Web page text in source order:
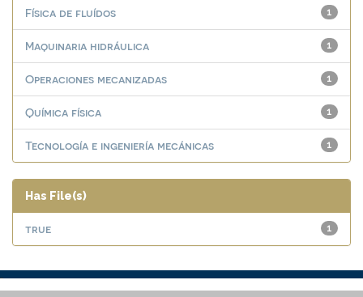
1
Física de fluídos
1
Maquinaria hidráulica
1
Operaciones mecanizadas
1
Química física
1
Tecnología e ingeniería mecánicas
Has File(s)
1
true